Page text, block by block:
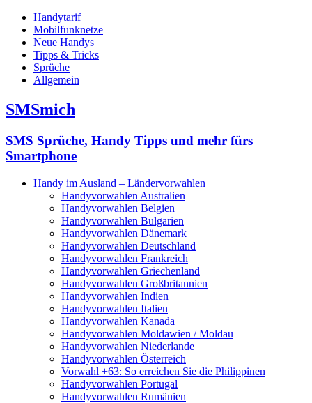
Handytarif
Mobilfunknetze
Neue Handys
Tipps & Tricks
Sprüche
Allgemein
SMSmich
SMS Sprüche, Handy Tipps und mehr fürs
Smartphone
Handy im Ausland – Ländervorwahlen
Handyvorwahlen Australien
Handyvorwahlen Belgien
Handyvorwahlen Bulgarien
Handyvorwahlen Dänemark
Handyvorwahlen Deutschland
Handyvorwahlen Frankreich
Handyvorwahlen Griechenland
Handyvorwahlen Großbritannien
Handyvorwahlen Indien
Handyvorwahlen Italien
Handyvorwahlen Kanada
Handyvorwahlen Moldawien / Moldau
Handyvorwahlen Niederlande
Handyvorwahlen Österreich
Vorwahl +63: So erreichen Sie die Philippinen
Handyvorwahlen Portugal
Handyvorwahlen Rumänien